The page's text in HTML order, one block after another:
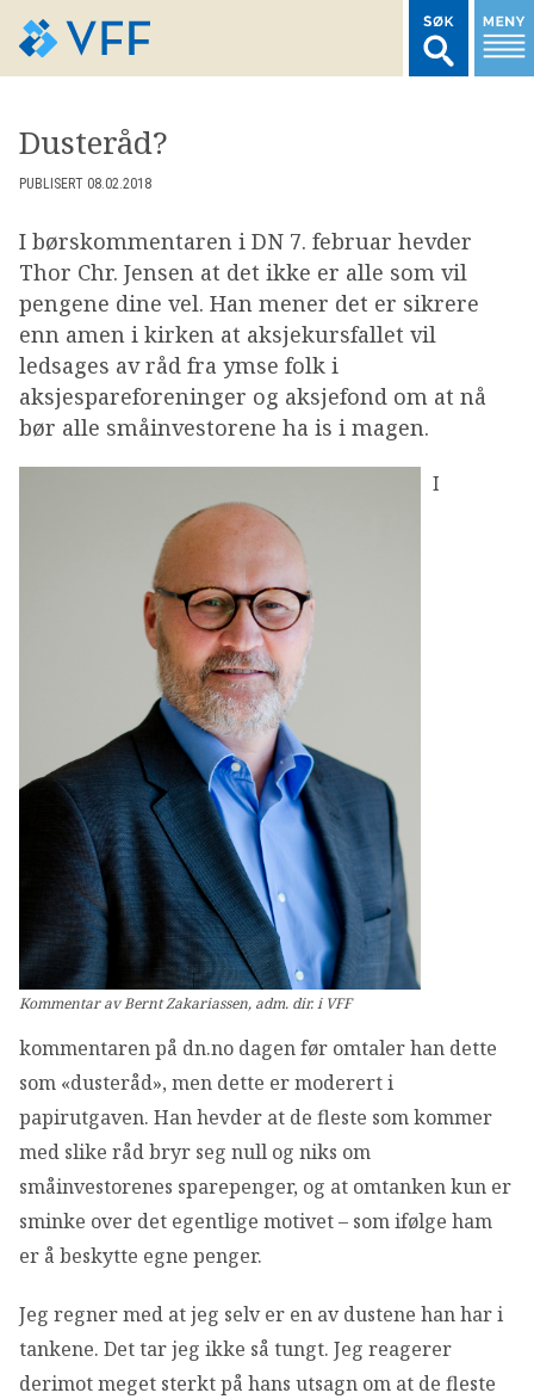
LOGG INN MEDLEMSNETT
MARKEDSSTATISTIKK
FONDSDATA
BRANSJENORMER
DEN LILLE FONDSHÅNDBOKEN
Dusteråd?
PUBLISERT 08.02.2018
I børskommentaren i DN 7. februar hevder
Thor Chr. Jensen at det ikke er alle som vil
pengene dine vel. Han mener det er sikrere
enn amen i kirken at aksjekursfallet vil
ledsages av råd fra ymse folk i
aksjespareforeninger og aksjefond om at nå
bør alle småinvestorene ha is i magen.
Kommentar av Bernt Zakariassen, adm. dir. i VFF
I
kommentaren på dn.no dagen før omtaler han dette
som «dusteråd», men dette er moderert i
papirutgaven. Han hevder at de fleste som kommer
med slike råd bryr seg null og niks om
småinvestorenes sparepenger, og at omtanken kun er
sminke over det egentlige motivet – som ifølge ham
er å beskytte egne penger.
Jeg regner med at jeg selv er en av dustene han har i
tankene. Det tar jeg ikke så tungt. Jeg reagerer
derimot meget sterkt på hans utsagn om at de fleste